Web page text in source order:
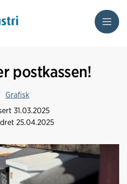
Meny
postkassen!
Grafisk
31.03.2025
25.04.2025